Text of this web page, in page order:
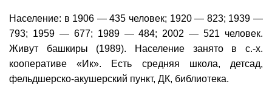
Население: в 1906 — 435 человек; 1920 — 823; 1939 —
793; 1959 — 677; 1989 — 484; 2002 — 521 человек.
Живут башкиры (1989). Население занято в с.-х.
кооперативе «Ик». Есть средняя школа, детсад,
фельдшерско-акушерский пункт, ДК, библиотека.